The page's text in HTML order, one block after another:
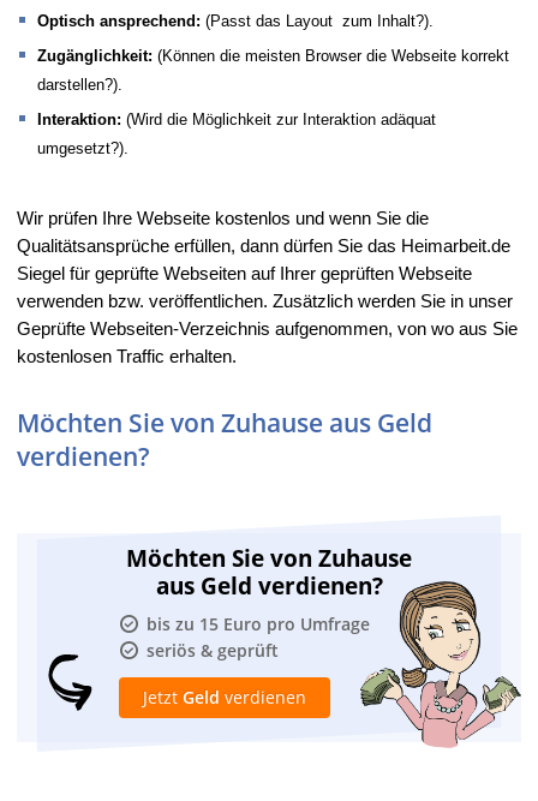
Optisch ansprechend: (Passt das Layout zum Inhalt?).
Zugänglichkeit: (Können die meisten Browser die Webseite korrekt
darstellen?).
Interaktion: (Wird die Möglichkeit zur Interaktion adäquat
umgesetzt?).
Wir prüfen Ihre Webseite kostenlos und wenn Sie die
Qualitätsansprüche erfüllen, dann dürfen Sie das Heimarbeit.de
Siegel für geprüfte Webseiten auf Ihrer geprüften Webseite
verwenden bzw. veröffentlichen. Zusätzlich werden Sie in unser
Geprüfte Webseiten-Verzeichnis aufgenommen, von wo aus Sie
kostenlosen Traffic erhalten.
Möchten Sie von Zuhause aus Geld
verdienen?
Möchten Sie von Zuhause
aus Geld verdienen?
bis zu 15 Euro pro Umfrage
seriös & geprüft
Jetzt Geld verdienen